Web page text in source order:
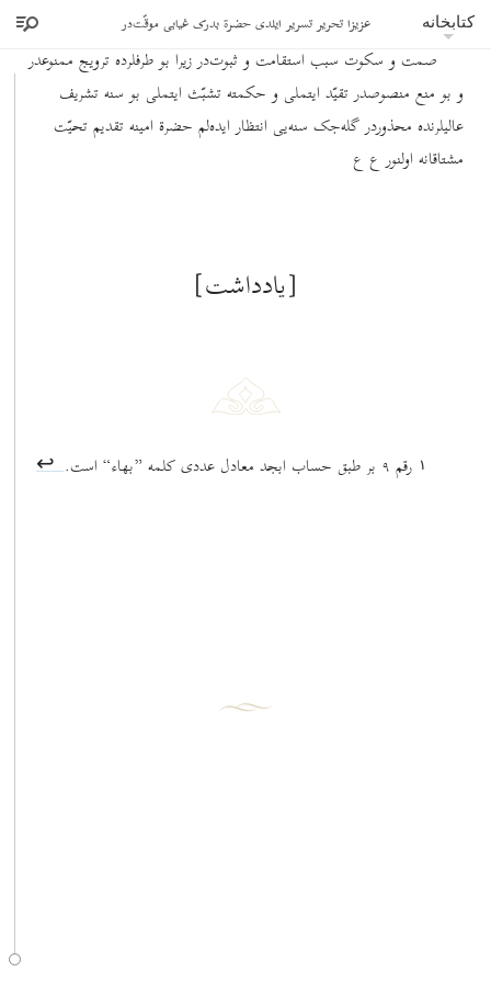
کتابخانه عزیزا تحریر تسریر ایلدی حضرة بدرک غیابی موقّت‌در
پنهان خورید باده که تکفیر میکنند
صمت و سکوت سبب استقامت و ثبوت‌در زیرا بو طرفلرده ترویج ممنوعدر
و بو منع منصوصدر تقیّد ایتملی و حکمته تشبّث ایتملی بو سنه تشریف
عالیلرنده محذوردر گله‌جک سنه‌یی انتظار ایده‌لم حضرة امینه تقدیم تحیّت
مشتاقانه اولنور ع ع
[یادداشت]
١ رقم ٩ بر طبق حساب ابجد معادل عددی کلمه ”بهاء“ است.